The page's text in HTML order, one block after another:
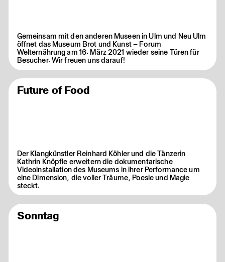
Gemeinsam mit den anderen Museen in Ulm und Neu Ulm
öffnet das Museum Brot und Kunst – Forum
Welternährung am 16. März 2021 wieder seine Türen für
Besucher. Wir freuen uns darauf!
Future of Food
Der Klangkünstler Reinhard Köhler und die Tänzerin
Kathrin Knöpfle erweitern die dokumentarische
Videoinstallation des Museums in ihrer Performance um
eine Dimension, die voller Träume, Poesie und Magie
steckt.
Sonntag